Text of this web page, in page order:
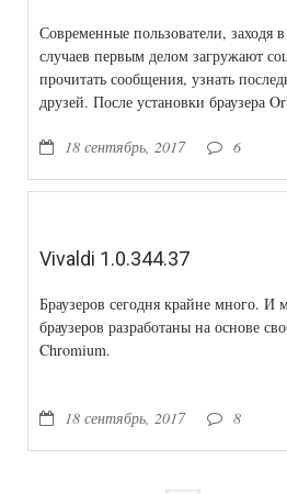
Современные пользователи, заходя
случаев первым делом загружают
прочитать сообщения, узнать
друзей. После установки браузера
популярных
18 сентябрь, 2017 6
Vivaldi 1.0.344.37
Браузеров сегодня крайне много. И
браузеров разработаны на основе
Chromium.
18 сентябрь, 2017 8